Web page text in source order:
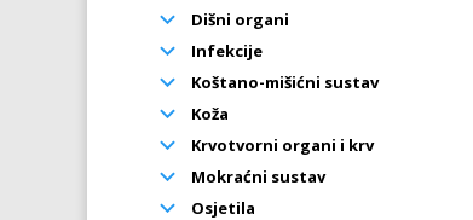
Dišni organi
Infekcije
Koštano-mišićni sustav
Koža
Krvotvorni organi i krv
Mokraćni sustav
Osjetila